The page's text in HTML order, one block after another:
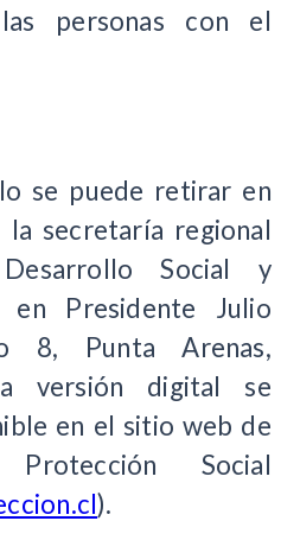
personas con el
se puede retirar en
la secretaría regional
Social y
en Presidente Julio
8, Punta Arenas,
versión digital se
en el sitio web de
Social
).